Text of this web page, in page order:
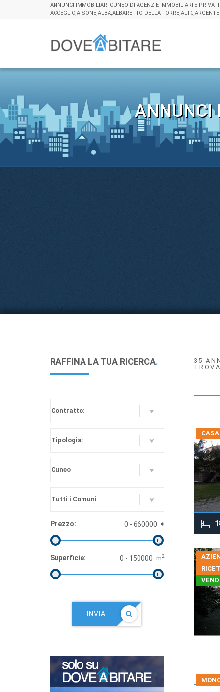
ANNUNCI IMMOBILIARI CUNEO DI AGENZIE IMMOBILIARI E PRIVATI
ACCEGLIO,AISONE,ALBA,ALBARETTO DELLA
ANNUNCI
35
RAFFINA LA TUA RICERCA.
Prezzo: €
Superficie: m2
INVIA